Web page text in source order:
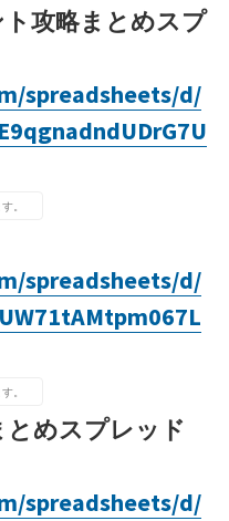
攻略まとめスプ
spreadsheets/d/
。
spreadsheets/d/
。
めスプレッド
spreadsheets/d/